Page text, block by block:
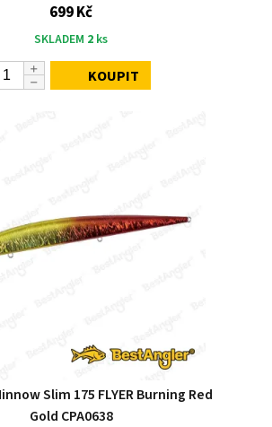
699 Kč
SKLADEM 2 ks
KOUPIT
Slim 175 FLYER Burning Red
Gold CPA0638